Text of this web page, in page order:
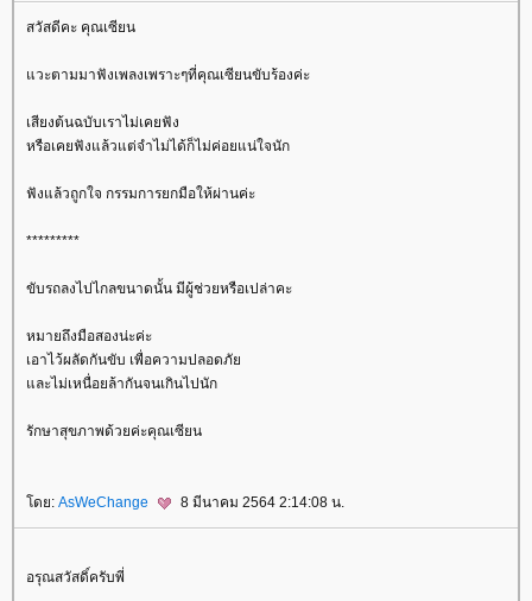
สวัสดีคะ คุณเซียน
วะตามมาฟังเพลงเพราะๆที่คุณเซียนขับร้องค่ะ
เสียงต้นฉบับเราไม่เคยฟัง
หรือเคยฟังแล้วแต่จำไม่ได้ก็ไม่ค่อยแน่ใจนัก
ฟังแล้วถูกใจ กรรมการยกมือให้ผ่านค่ะ
*********
ขับรถลงไปไกลขนาดนั้น มีผู้ช่วยหรือเปล่าคะ
หมายถึงมือสองน่ะค่ะ
เอาไว้ผลัดกันขับ เพื่อความปลอดภั
ละไม่เหนื่อยล้ากันจนเกินไปนัก
รักษาสุขภาพด้วยค่ะคุณเซียน
ดย: AsWeChange 8 มีนาคม 2564 2:14:08 น.
อรุณสวัสดิ์ครับพี่